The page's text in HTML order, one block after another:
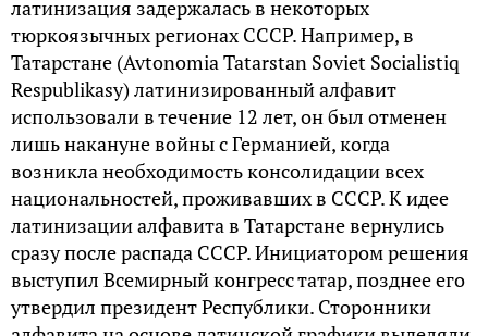
латинизация задержалась в некоторых
тюркоязычных регионах СССР. Например, в
Татарстане (Avtonomia Tatarstan Soviet Socialistiq
Respublikasy) латинизированный алфавит
использовали в течение 12 лет, он был отменен
лишь накануне войны с Германией, когда
возникла необходимость консолидации всех
национальностей, проживавших в СССР. К идее
латинизации алфавита в Татарстане вернулись
сразу после распада СССР. Инициатором решения
выступил Всемирный конгресс татар, позднее его
утвердил президент Республики. Сторонники